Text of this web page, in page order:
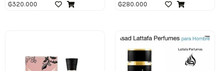
₲320.000 ₲280.000